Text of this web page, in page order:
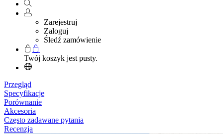
Zarejestruj
Zaloguj
Śledź zamówienie
Twój koszyk jest pusty.
Przegląd
Specyfikacje
Porównanie
Akcesoria
Często zadawane pytania
Recenzja